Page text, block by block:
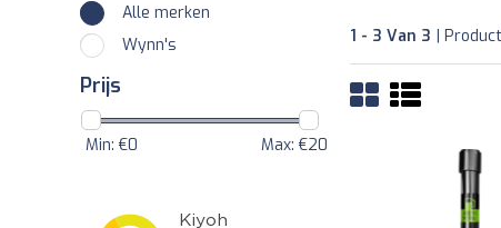
Alle merken
Wynn's
Prijs
Min: €0 Max: €20
1 - 3 Van 3 |